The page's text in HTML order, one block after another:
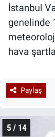
İstanbul
genelinde
hava
Paylaş
5 / 14